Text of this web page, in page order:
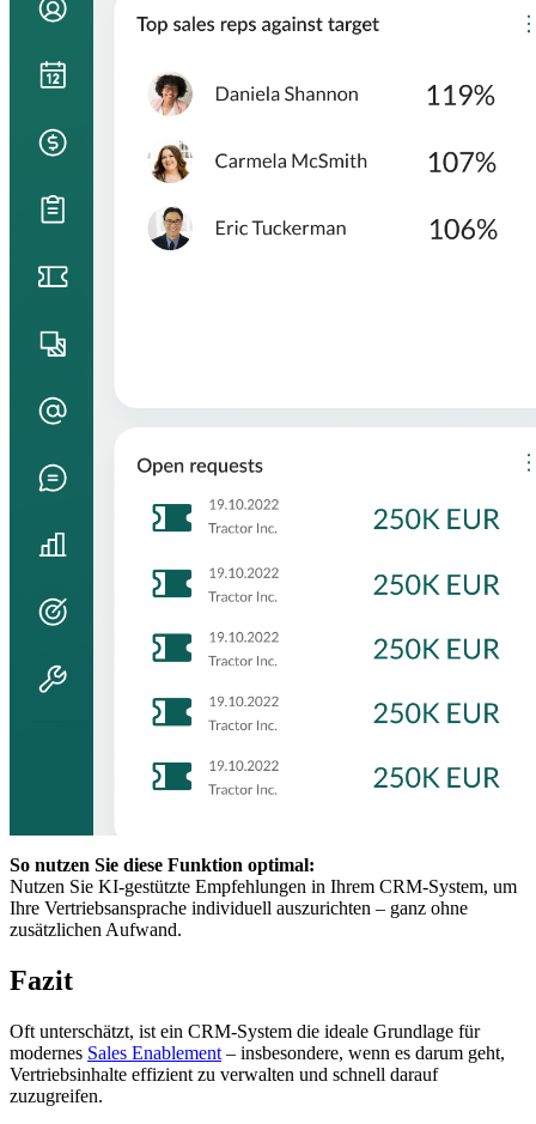
So nutzen Sie diese Funktion optimal:
Nutzen Sie KI-gestützte Empfehlungen in Ihrem CRM-System, um
Ihre Vertriebsansprache individuell auszurichten – ganz ohne
zusätzlichen Aufwand.
Fazit
Oft unterschätzt, ist ein CRM-System die ideale Grundlage für
modernes Sales Enablement – insbesondere, wenn es darum geht,
Vertriebsinhalte effizient zu verwalten und schnell darauf
zuzugreifen.